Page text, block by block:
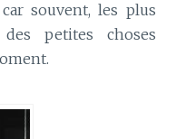
souvent, les plus
petites choses